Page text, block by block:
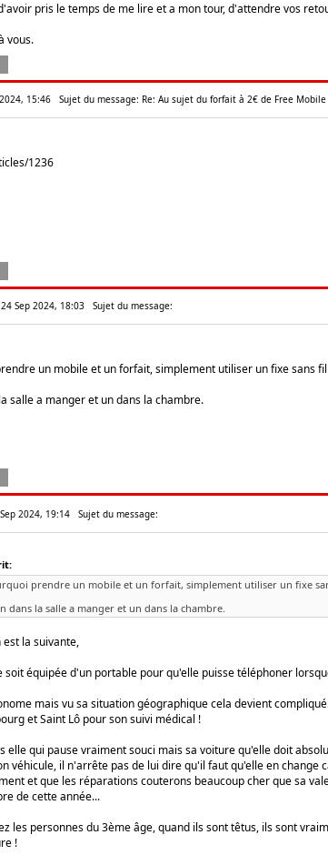
pris le temps de me lire et a mon tour, d'attendre vos
vous.
15:46 Sujet du message: Re: Au sujet du forfait à 2€ de Free Mobile
1236
Sep 2024, 18:03 Sujet du message:
un mobile et un forfait, simplement utiliser un fixe sans
salle a manger et un dans la chambre.
2024, 19:14 Sujet du message:
prendre un mobile et un forfait, simplement utiliser un fixe
dans la salle a manger et un dans la chambre.
la suivante,
soit équipée d'un portable pour qu'elle puisse téléphoner
mais vu sa situation géographique cela devient
et Saint Lô pour son suivi médical !
elle qui pause vraiment souci mais sa voiture qu'elle doit
véhicule, il n'arrête pas de lui dire qu'il faut qu'elle en
et que les réparations couterons beaucoup cher que sa
de cette année...
les personnes du 3ème âge, quand ils sont têtus, ils sont
!